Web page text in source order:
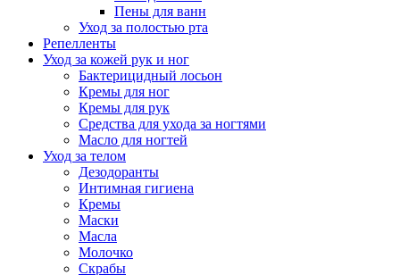
Пены для ванн
Уход за полостью рта
Репелленты
Уход за кожей рук и ног
Бактерицидный лосьон
Кремы для ног
Кремы для рук
Средства для ухода за ногтями
Масло для ногтей
Уход за телом
Дезодоранты
Интимная гигиена
Кремы
Маски
Масла
Молочко
Скрабы